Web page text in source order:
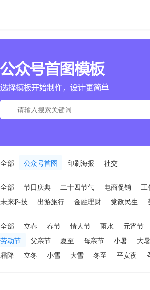
全部 公众号首图 印刷海报 社交
全部 节日庆典 二十四节气 电商促销 工
未来科技
出游旅行 金融理财 党政民生
全部 立春 春节 情人节 雨水 元宵节
劳动节
父亲节 夏至 母亲节 小暑 大暑
霜降
立冬 小雪 大雪 冬至 平安夜